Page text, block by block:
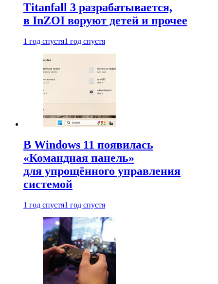
Titanfall 3 разрабатывается,
в InZOI воруют детей и прочее
1 год спустя1 год спустя
В Windows 11 появилась
«Командная панель»
для упрощённого управления
системой
1 год спустя1 год спустя